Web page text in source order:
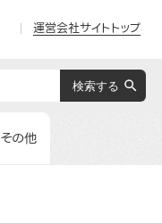
運営会社サイトトップ
その他